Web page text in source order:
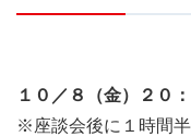
１０／８（金）２０
※座談会後に１時間